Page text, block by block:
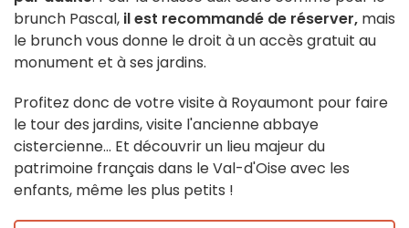
brunch Pascal, il est recommandé de réserver, mais
le brunch vous donne le droit à un accès gratuit au
monument et à ses jardins.
Profitez donc de votre visite à Royaumont pour faire
le tour des jardins, visite l'ancienne abbaye
cistercienne... Et découvrir un lieu majeur du
patrimoine français dans le Val-d'Oise avec les
enfants, même les plus petits !